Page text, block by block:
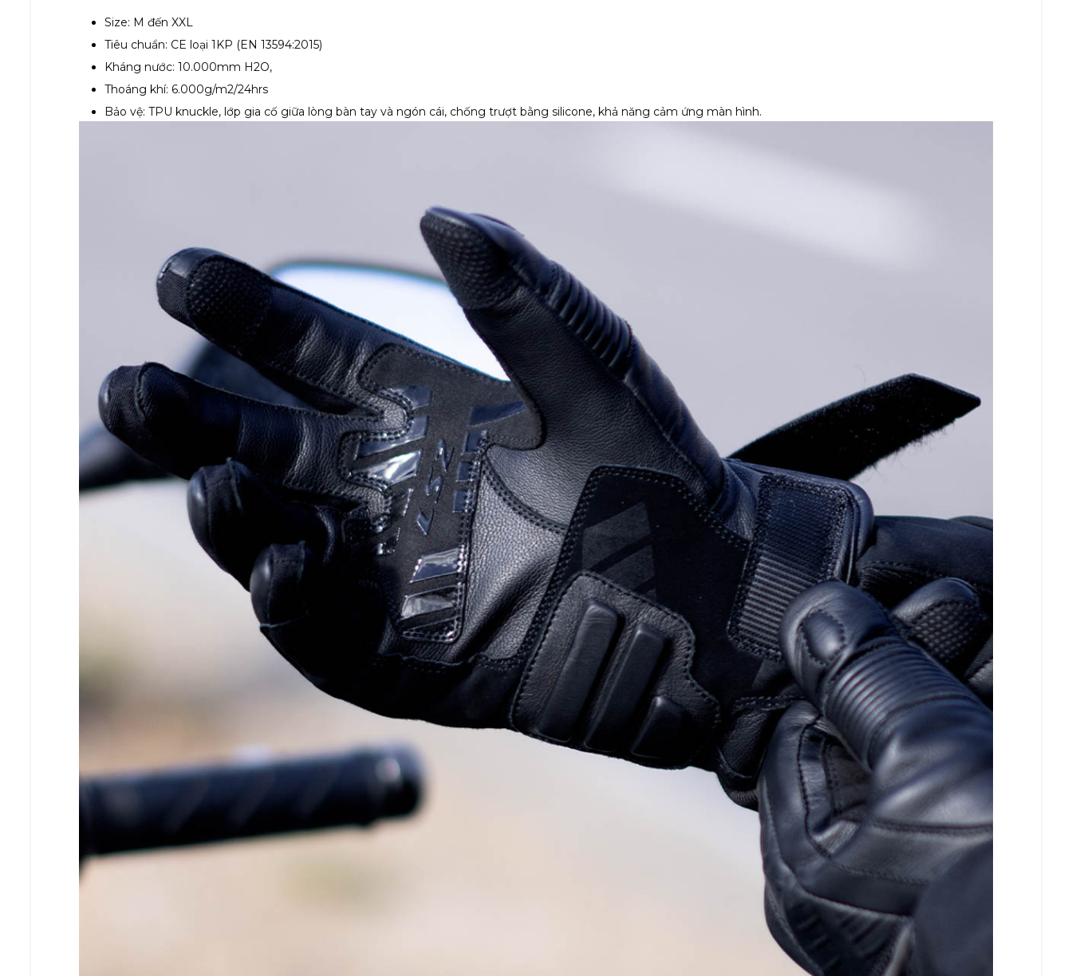
Size: M đến XXL
Tiêu chuẩn: CE loại 1KP (EN 13594:2015)​
Kháng nước: 10.000mm H2O,
Thoáng khí: 6.000g/m2/24hrs
Bảo vệ: TPU knuckle, lớp gia cố giữa lòng bàn tay và ngón cái, chống trượt bằng silicone, khả năng cảm ứng màn hình.